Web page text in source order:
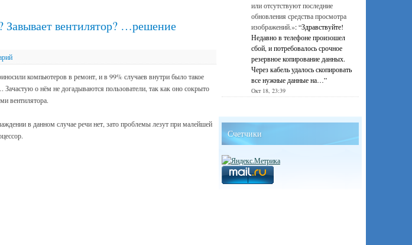
Завывает вентилятор? …решение
компьютеров в ремонт, и в 99% случаев внутри было такое
Зачастую о нём не догадываются пользователи, так как оно сокрыто
вентилятора.
в данном случае речи нет, зато проблемы лезут при малейшей
или отсутствуют последние
обновления средства просмотра
изображений.»: “Здравствуйте!
Недавно в телефоне произошел
сбой, и потребовалось срочное
резервное копирование данных.
Через кабель удалось скопировать
все нужные данные на…”
Окт 18, 23:39
Счетчики